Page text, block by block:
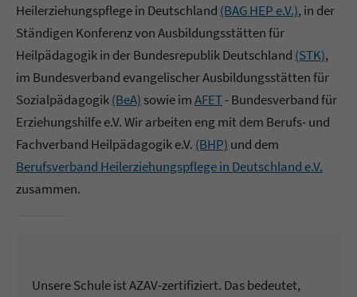
Heilerziehungspflege in Deutschland (BAG HEP e.V.), in der
Ständigen Konferenz von Ausbildungsstätten für
Heilpädagogik in der Bundesrepublik Deutschland (STK),
im Bundesverband evangelischer Ausbildungsstätten für
Sozialpädagogik(BeA) sowie imAFET- Bundesverband für
Erziehungshilfe e.V. Wir arbeiten eng mit dem Berufs- und
Fachverband Heilpädagogik e.V. (BHP) und dem
Berufsverband Heilerziehungspflege in Deutschland e.V.
zusammen.
Unsere Schule ist AZAV-zertifiziert. Das bedeutet,